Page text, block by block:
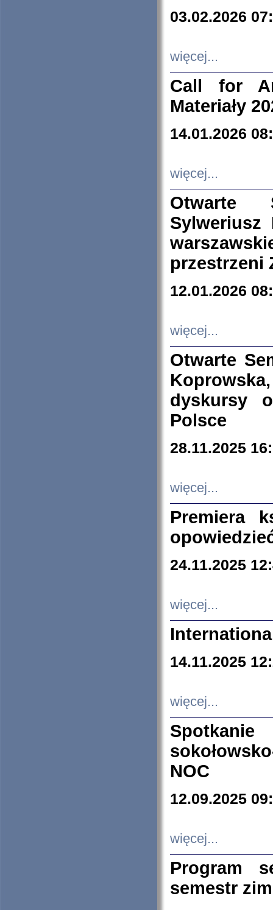
03.02.2026
więcej...
Call for
Materiały
14.01.2026
więcej...
Otwarte
Sylweriusz
przestrzeni
12.01.2026
więcej...
Otwarte
dyskursy
Polsce
28.11.2025
więcej...
Premiera
24.11.2025
więcej...
14.11.2025
więcej...
NOC
12.09.2025
więcej...
Program
semestr